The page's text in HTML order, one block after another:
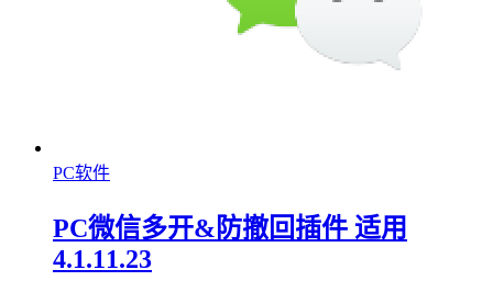
PC软件
PC微信多开&防撤回插件 适用
4.1.11.23